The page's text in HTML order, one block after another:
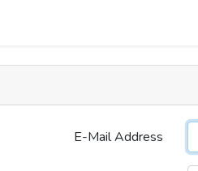
E-Mail Address